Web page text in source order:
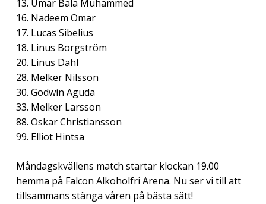
13. Umar Bala Muhammed
16. Nadeem Omar
17. Lucas Sibelius
18. Linus Borgström
20. Linus Dahl
28. Melker Nilsson
30. Godwin Aguda
33. Melker Larsson
88. Oskar Christiansson
99. Elliot Hintsa
Måndagskvällens match startar klockan 19.00
hemma på Falcon Alkoholfri Arena. Nu ser vi till att
tillsammans stänga våren på bästa sätt!